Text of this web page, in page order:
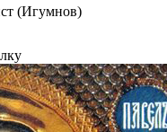
(Игумнов)